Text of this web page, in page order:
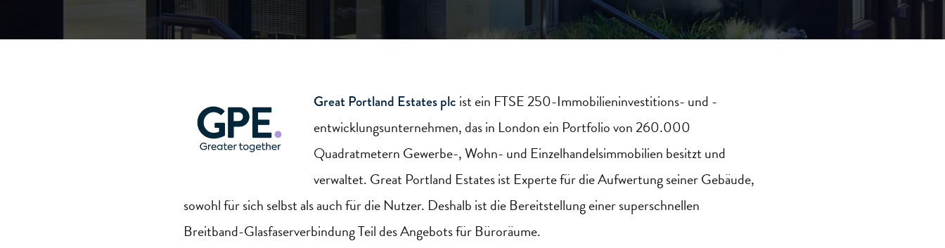
Great Portland Estatesplc ist ein FTSE 250-Immobilieninvestitions- und -
entwicklungsunternehmen, das in London ein Portfolio von 260.000
Quadratmetern Gewerbe-, Wohn- und Einzelhandelsimmobilien besitzt und
verwaltet. Great Portland Estatesist Experte für die Aufwertung seiner Gebäude,
sowohl für sich selbst als auch für die Nutzer. Deshalb ist die Bereitstellung einer superschnellen
Breitband-Glasfaserverbindung TeildesAngebots für Büroräume.